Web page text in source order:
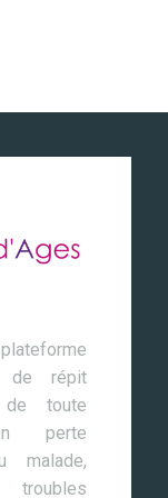
de répit
de toute
perte
malade,